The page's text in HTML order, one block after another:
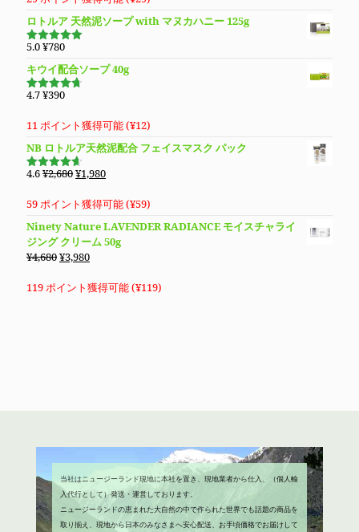
ロトルア 天然泥ソープ with マヌカハニー 125g
5段階で
5.0¥780
キウイ配合ソープ 40g
5段階で
4.7¥390
11 ポイント獲得可能 (¥12)
NB ロトルア天然泥配合 フェイスマスク パック
5段階で
4.6¥2,680元
価
は
¥2,680
で
た。
¥1,980現
の
格
は
す。
59 ポイント獲得可能 (¥59)
Ninety Nature LAVENDER RADIANCE モイスチャライ
ジング クリーム 50g
¥4,680元
価
¥3,980現
の
119 ポイント獲得可能 (¥119)
当社はニュージーランド現地に本社を置き、現地業者から仕入、（個人輸
入代行として）発送・運営しております。
ニュージーランドの恵まれた大自然の中で作られた世界でも話題の商品を
取り揃え、現地から日本のみなさまへ安心配送、お手頃価格でお届けして